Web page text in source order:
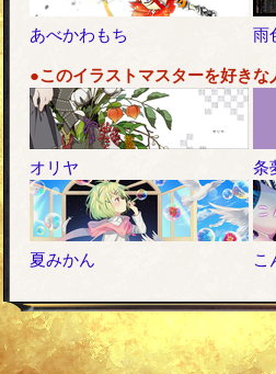
あべかわもち 雨
●このイラストマスターを好きな
オリヤ 条
夏みかん こ